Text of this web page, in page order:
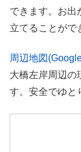
できます。お出
立てることがで
周辺地図
大橋左岸周辺の
す。安全でゆと